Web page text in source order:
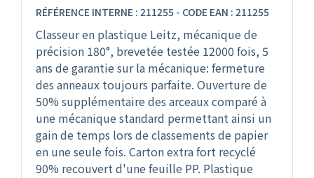
RÉFÉRENCE INTERNE : 211255 - CODE EAN : 211255
Classeur en plastique Leitz, mécanique de
précision 180°, brevetée testée 12000 fois, 5
ans de garantie sur la mécanique: fermeture
des anneaux toujours parfaite. Ouverture de
50% supplémentaire des arceaux comparé à
une mécanique standard permettant ainsi un
gain de temps lors de classements de papier
en une seule fois. Carton extra fort recyclé
90% recouvert d'une feuille PP. Plastique